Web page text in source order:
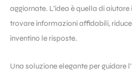
aggiornate. L’idea è quella di
trovare informazioni affidabili,
inventino le risposte.
Una soluzione elegante per guidare